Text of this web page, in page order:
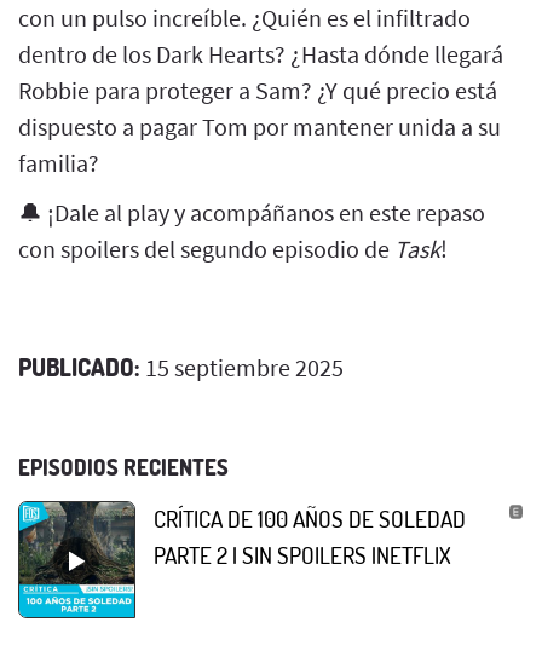
con un pulso increíble. ¿Quién es el infiltrado
dentro de los Dark Hearts? ¿Hasta dónde llegará
Robbie para proteger a Sam? ¿Y qué precio está
dispuesto a pagar Tom por mantener unida a su
familia?
🔔 ¡Dale al play y acompáñanos en este repaso
con spoilers del segundo episodio de Task!
PUBLICADO: 15 septiembre 2025
EPISODIOS RECIENTES
CRÍTICA DE 100 AÑOS DE SOLEDAD
PARTE 2 | SIN SPOILERS |NETFLIX